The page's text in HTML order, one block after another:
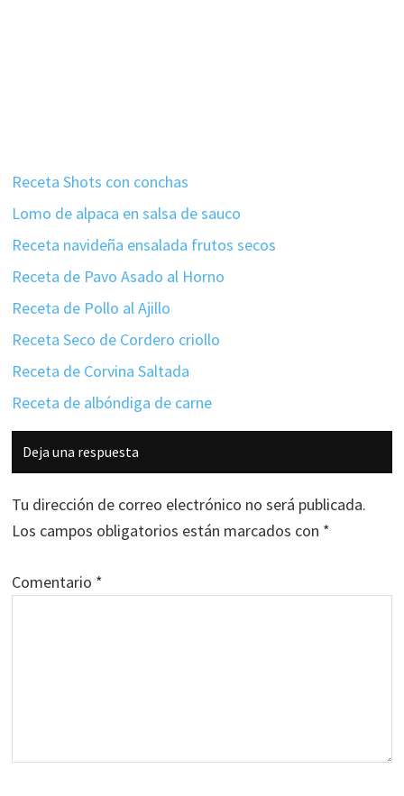
Receta Shots con conchas
Lomo de alpaca en salsa de sauco
Receta navideña ensalada frutos secos
Receta de Pavo Asado al Horno
Receta de Pollo al Ajillo
Receta Seco de Cordero criollo
Receta de Corvina Saltada
Receta de albóndiga de carne
Interacciones
con
los
lectores
Deja una respuesta
Tu dirección de correo electrónico no será publicada.
Los campos obligatorios están marcados con *
Comentario *